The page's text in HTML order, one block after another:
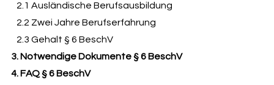
2.1 Ausländische Berufsausbildung
2.2 Zwei Jahre Berufserfahrung
2.3 Gehalt § 6 BeschV
3. Notwendige Dokumente § 6 BeschV
4. FAQ § 6 BeschV